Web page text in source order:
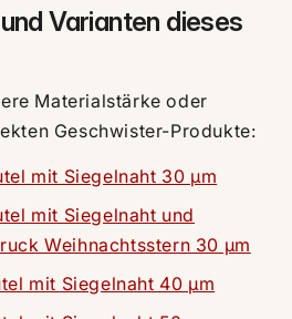
Varianten dieses
Materialstärke oder
Geschwister-Produkte:
mit Siegelnaht 30 µm
mit Siegelnaht und
Weihnachtsstern 30 µm
mit Siegelnaht 40 µm